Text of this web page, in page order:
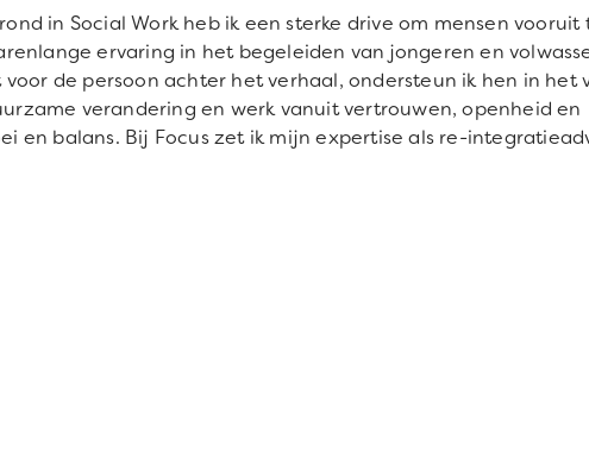
in Social Work heb ik een sterke drive om mensen vooruit
ervaring in het begeleiden van jongeren en
de persoon achter het verhaal, ondersteun ik hen in het
verandering en werk vanuit vertrouwen, openheid en
en balans. Bij Focus zet ik mijn expertise als re-